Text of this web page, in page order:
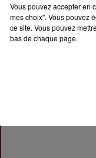
On s'entend
On s'entend bien -
Vous pouvez accepter en
mes choix". Vous pouvez
ce site. Vous pouvez
bas de chaque page.